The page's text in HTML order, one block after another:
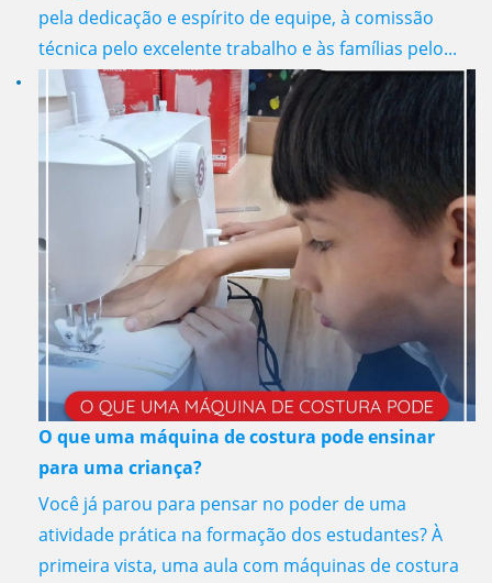
pela dedicação e espírito de equipe, à comissão
técnica pelo excelente trabalho e às famílias pelo...
O que uma máquina de costura pode ensinar
para uma criança?
Você já parou para pensar no poder de uma
atividade prática na formação dos estudantes? À
primeira vista, uma aula com máquinas de costura